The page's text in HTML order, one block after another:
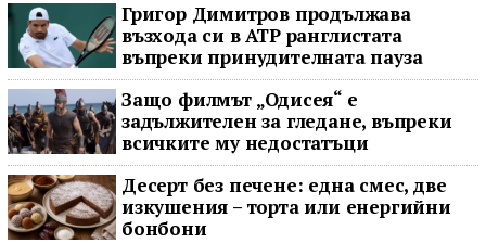
Григор Димитров продължава
възхода си в ATP ранглистата
въпреки принудителната пауза
Защо филмът „Одисея“ е
задължителен за гледане, въпреки
всичките му недостатъци
Десерт без печене: една смес, две
изкушения – торта или енергийни
бонбони